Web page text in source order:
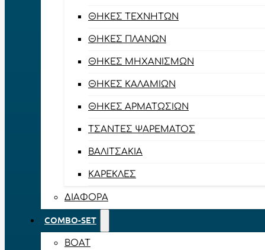
ΘΉΚΕΣ ΤΕΧΝΗΤΏΝ
ΘΉΚΕΣ ΠΛΆΝΩΝ
ΘΉΚΕΣ ΜΗΧΑΝΙΣΜΏΝ
ΘΉΚΕΣ ΚΑΛΑΜΙΏΝ
ΘΉΚΕΣ ΑΡΜΑΤΩΣΙΏΝ
ΤΣΆΝΤΕΣ ΨΑΡΈΜΑΤΟΣ
ΒΑΛΙΤΣΆΚΙΑ
ΚΑΡΈΚΛΕΣ
ΔΙΆΦΟΡΑ
COMBO-SET
BOAT